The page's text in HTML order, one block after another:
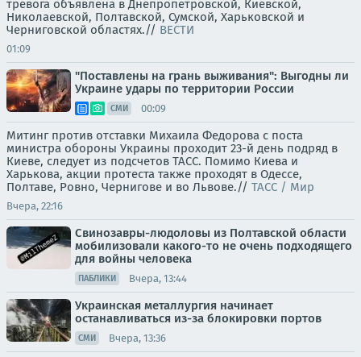
тревога объявлена в Днепропетровской, Киевской,
Николаевской, Полтавской, Сумской, Харьковской и
Черниговской областях.// ВЕСТИ
01:09
"Поставлены на грань выживания": Выгодны ли
Украине удары по территории России
СМИ 00:09
Митинг против отставки Михаила Федорова с поста
министра обороны Украины проходит 23-й день подряд в
Киеве, следует из подсчетов ТАСС. Помимо Киева и
Харькова, акции протеста также проходят в Одессе,
Полтаве, Ровно, Чернигове и во Львове.// ТАСС / Мир
Вчера, 22:16
Свинозавры-людоловы из Полтавской области
мобилизовали какого-то не очень подходящего
для войны человека
ПАБЛИКИ Вчера, 13:44
Украинская металлургия начинает
останавливаться из-за блокировки портов
СМИ Вчера, 13:36